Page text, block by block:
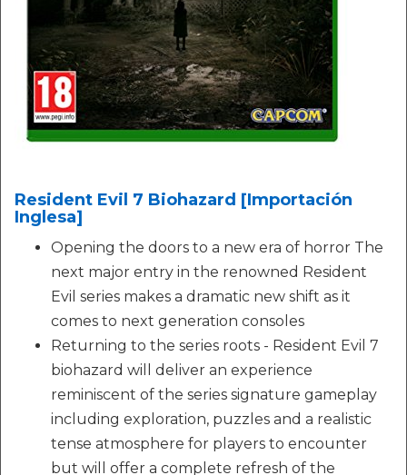
Resident Evil 7 Biohazard [Importación
Inglesa]
Opening the doors to a new era of horror The
next major entry in the renowned Resident
Evil series makes a dramatic new shift as it
comes to next generation consoles
Returning to the series roots - Resident Evil 7
biohazard will deliver an experience
reminiscent of the series signature gameplay
including exploration, puzzles and a realistic
tense atmosphere for players to encounter
but will offer a complete refresh of the